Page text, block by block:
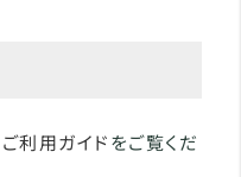
ご利用ガイドをご覧くだ